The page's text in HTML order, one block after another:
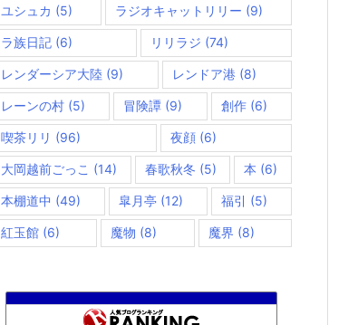
ユシュカ (5) ラジオキャットリリー (9)
ラ族日記 (6) リリラジ (74)
レンダーシア大陸 (9) レンドア港 (8)
レーンの村 (5) 冒険譚 (9) 創作(6)
喫茶リリ (96) 夜顔(6)
大岡越前ごっこ (14) 春歌秋冬 (5) 本 (6)
本棚道中 (49) 皐月亭 (12) 福引 (5)
紅玉館 (6) 魔物 (8) 魔界 (8)